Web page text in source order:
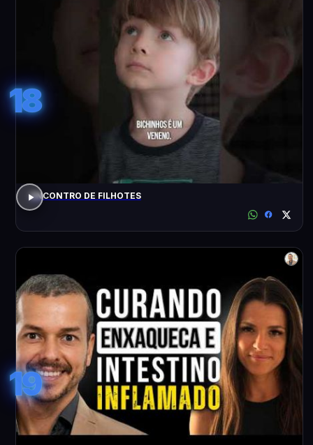
18
ENCONTRO DE FILHOTES
19